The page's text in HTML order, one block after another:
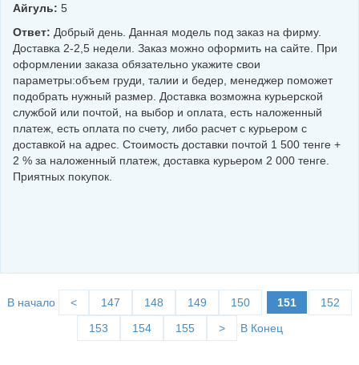
Айгуль: 5
Ответ: Добрый день. Данная модель под заказ на фирму.
Доставка 2-2,5 недели. Заказ можно оформить на сайте. При
оформлении заказа обязательно укажите свои
параметры:объем груди, талии и бедер, менеджер поможет
подобрать нужный размер. Доставка возможна курьерской
службой или почтой, на выбор и оплата, есть наложенный
платеж, есть оплата по счету, либо расчет с курьером с
доставкой на адрес. Стоимость доставки почтой 1 500 тенге +
2 % за наложенный платеж, доставка курьером 2 000 тенге.
Приятных покупок.
В начало < 147 148 149 150 151
152
153
154 155 > В Конец